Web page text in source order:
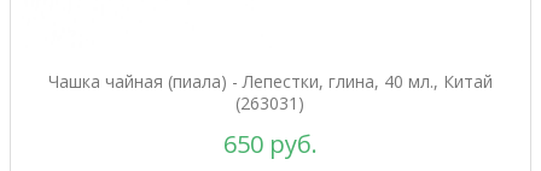
Чашка чайная (пиала) - Лепестки, глина, 40 мл., Китай
(263031)
650 руб.